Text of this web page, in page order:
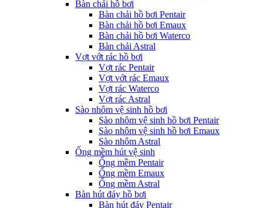
Bàn chải hồ bơi
Bàn chải hồ bơi Pentair
Bàn chải hồ bơi Emaux
Bàn chải hồ bơi Waterco
Bàn chải Astral
Vợt vớt rác hồ bơi
Vợt rác Pentair
Vợt vớt rác Emaux
Vợt rác Waterco
Vợt rác Astral
Sào nhôm vệ sinh hồ bơi
Sào nhôm vệ sinh hồ bơi Pentair
Sào nhôm vệ sinh hồ bơi Emaux
Sào nhôm Astral
Ống mềm hút vệ sinh
Ống mềm Pentair
Ống mềm Emaux
Ống mềm Astral
Bàn hút đáy hồ bơi
Bàn hút đáy Pentair